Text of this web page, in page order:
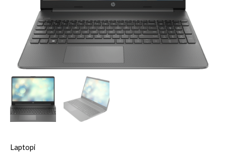
Laptopi
1115G4
3.0/4.1
8GB
DDR4,
512GB
SSD,
FreeDos